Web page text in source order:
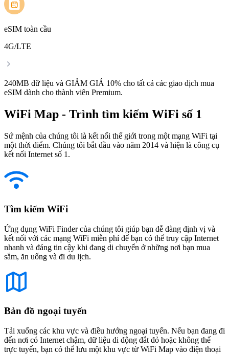
eSIM toàn cầu
4G/LTE
240MB dữ liệu và GIẢM GIÁ 10% cho tất cả các giao dịch mua
eSIM dành cho thành viên Premium.
WiFi Map - Trình tìm kiếm WiFi số 1
Sứ mệnh của chúng tôi là kết nối thế giới trong một mạng WiFi tại
một thời điểm. Chúng tôi bắt đầu vào năm 2014 và hiện là công cụ
kết nối Internet số 1.
Tìm kiếm WiFi
Ứng dụng WiFi Finder của chúng tôi giúp bạn dễ dàng định vị và
kết nối với các mạng WiFi miễn phí để bạn có thể truy cập Internet
nhanh và đáng tin cậy khi đang di chuyển ở những nơi bạn mua
sắm, ăn uống và đi du lịch.
Bản đồ ngoại tuyến
Tải xuống các khu vực và điều hướng ngoại tuyến. Nếu bạn đang đi
đến nơi có Internet chậm, dữ liệu di động đắt đỏ hoặc không thể
trực tuyến, bạn có thể lưu một khu vực từ WiFi Map vào điện thoại